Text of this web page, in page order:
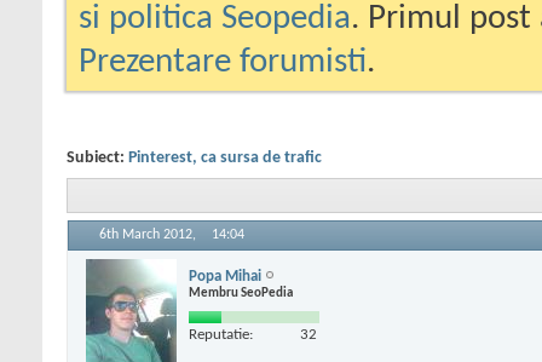
si politica Seopedia. Primul
Prezentare forumisti.
Subiect: Pinterest, ca sursa de trafic
6th March 2012, 14:04
Popa Mihai
Membru SeoPedia
Reputatie: 32